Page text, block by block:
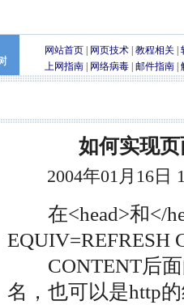
网站首页 网页技术 教程相关
上网指南
网络病毒 邮件指南
如何实现
2004年01月16
在<head>和</
EQUIV=REFRESH
CONTENT后面
名，也可以是http